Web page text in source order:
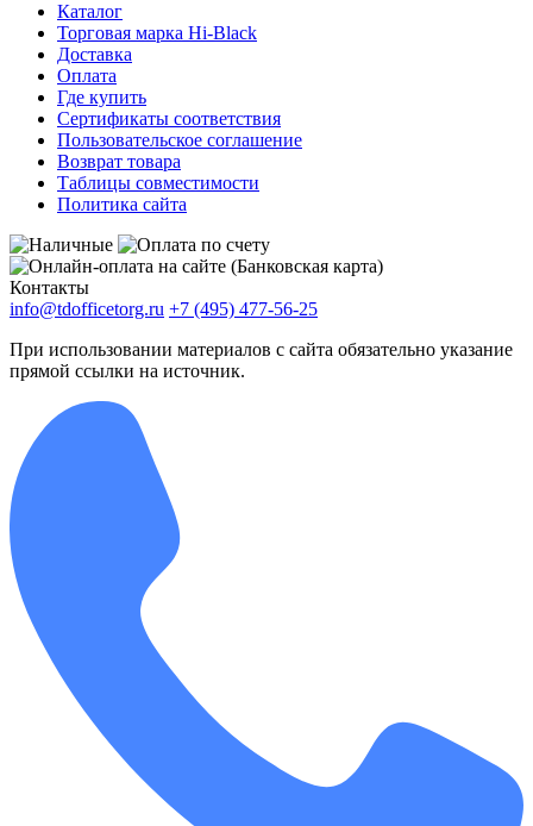
Каталог
Торговая марка Hi-Black
Доставка
Оплата
Где купить
Сертификаты соответствия
Пользовательское соглашение
Возврат товара
Таблицы совместимости
Политика сайта
Контакты
info@tdofficetorg.ru +7 (495) 477-56-25
При использовании материалов с сайта обязательно указание
прямой ссылки на источник.